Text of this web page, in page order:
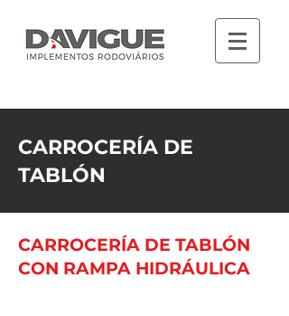
CARROCERÍA DE
TABLÓN
CARROCERÍA DE TABLÓN
CON RAMPA HIDRÁULICA